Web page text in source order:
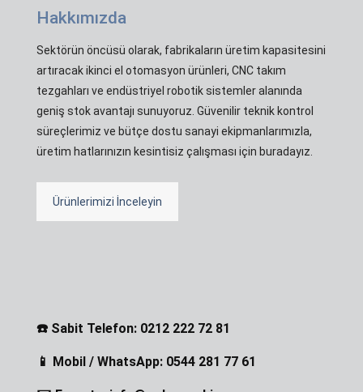
Hakkımızda
Sektörün öncüsü olarak, fabrikaların üretim kapasitesini
artıracak ikinci el otomasyon ürünleri, CNC takım
tezgahları ve endüstriyel robotik sistemler alanında
geniş stok avantajı sunuyoruz. Güvenilir teknik kontrol
süreçlerimiz ve bütçe dostu sanayi ekipmanlarımızla,
üretim hatlarınızın kesintisiz çalışması için buradayız.
Ürünlerimizi İnceleyin
☎️ Sabit Telefon: 0212 222 72 81
📱 Mobil / WhatsApp: 0544 281 77 61